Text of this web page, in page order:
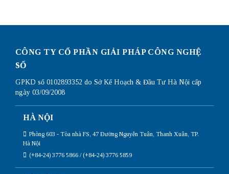
nhất
CÔNG TY CỔ PHẦN GIẢI PHÁP CÔNG NGHỆ
SỐ
GPKD số 0102893352 do Sở Kế Hoạch & Đầu Tư Hà Nội cấp
ngày 03/09/2008
HÀ NỘI
Phòng 603 - Tòa nhà FS, 47 Đường Nguyễn Tuân, Thanh Xuân, TP.
Hà Nội
(+84-24) 3776 5866 / (+84-24) 3776 5859